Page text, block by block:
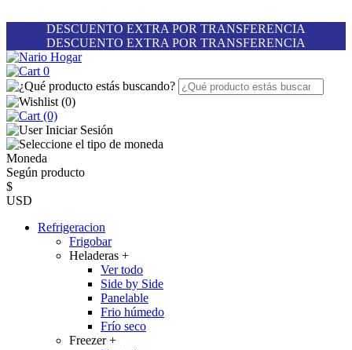
DESCUENTO EXTRA POR TRANSFERENCIA
DESCUENTO EXTRA POR TRANSFERENCIA
0
(0)
(0)
Iniciar Sesión
Moneda
Según producto
$
USD
Refrigeracion
Frigobar
Heladeras +
Ver todo
Side by Side
Panelable
Frio húmedo
Frío seco
Freezer+